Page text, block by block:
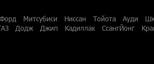
Форд Митсубиси Ниссан Тойота Ауди
Додж Джип Кадиллак СсангЙонг